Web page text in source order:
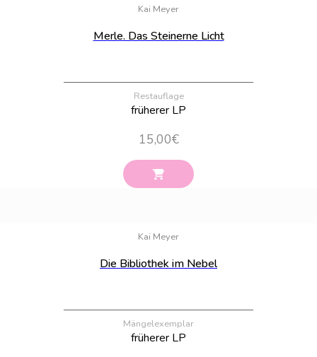
Kai Meyer
Merle. Das Steinerne Licht
Restauflage
früherer LP
15,00€
Kai Meyer
Die Bibliothek im Nebel
Mängelexemplar
früherer LP